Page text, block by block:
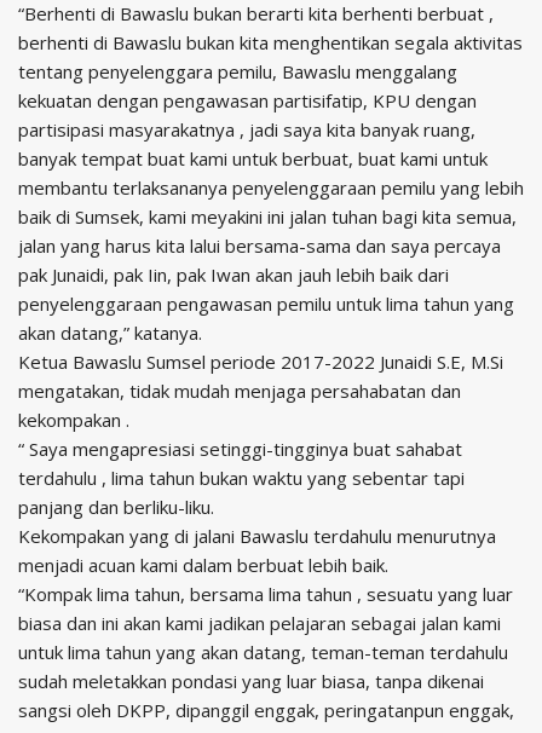
“Berhenti di Bawaslu bukan berarti kita berhenti berbuat ,
berhenti di Bawaslu bukan kita menghentikan segala aktivitas
tentang penyelenggara pemilu, Bawaslu menggalang
kekuatan dengan pengawasan partisifatip, KPU dengan
partisipasi masyarakatnya , jadi saya kita banyak ruang,
banyak tempat buat kami untuk berbuat, buat kami untuk
membantu terlaksananya penyelenggaraan pemilu yang lebih
baik di Sumsek, kami meyakini ini jalan tuhan bagi kita semua,
jalan yang harus kita lalui bersama-sama dan saya percaya
pak Junaidi, pak Iin, pak Iwan akan jauh lebih baik dari
penyelenggaraan pengawasan pemilu untuk lima tahun yang
akan datang,” katanya.
Ketua Bawaslu Sumsel periode 2017-2022 Junaidi S.E, M.Si
mengatakan, tidak mudah menjaga persahabatan dan
kekompakan .
“ Saya mengapresiasi setinggi-tingginya buat sahabat
terdahulu , lima tahun bukan waktu yang sebentar tapi
panjang dan berliku-liku.
Kekompakan yang di jalani Bawaslu terdahulu menurutnya
menjadi acuan kami dalam berbuat lebih baik.
“Kompak lima tahun, bersama lima tahun , sesuatu yang luar
biasa dan ini akan kami jadikan pelajaran sebagai jalan kami
untuk lima tahun yang akan datang, teman-teman terdahulu
sudah meletakkan pondasi yang luar biasa, tanpa dikenai
sangsi oleh DKPP, dipanggil enggak, peringatanpun enggak,